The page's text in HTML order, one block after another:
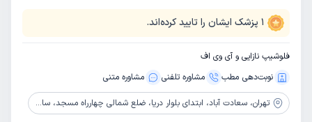
1 پزشک ایشان را تایید کرده‌اند.
فلوشیپ نازایی و آی وی اف
نوبت‌دهی مطب
مشاوره‌ تلفنی مشاوره‌ متنی
تهران، سعادت آباد، ابتدای بلوار دریا، ضلع شمالی چهارراه مسجد، ساختمان پزشکان قدس، طبقه 2